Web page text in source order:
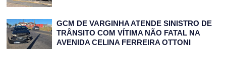
GCM DE VARGINHA ATENDE SINISTRO DE
TRÂNSITO COM VÍTIMA NÃO FATAL NA
AVENIDA CELINA FERREIRA OTTONI